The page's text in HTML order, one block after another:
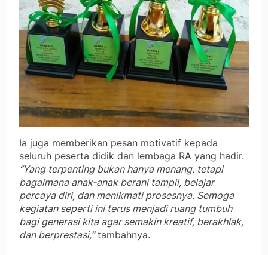
Ia juga memberikan pesan motivatif kepada
seluruh peserta didik dan lembaga RA yang hadir.
“Yang terpenting bukan hanya menang, tetapi
bagaimana anak-anak berani tampil, belajar
percaya diri, dan menikmati prosesnya. Semoga
kegiatan seperti ini terus menjadi ruang tumbuh
bagi generasi kita agar semakin kreatif, berakhlak,
dan berprestasi,”tambahnya.